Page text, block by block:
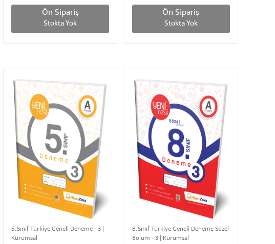
Ön Sipariş
Stokta Yok
Ön Sipariş
Stokta Yok
5. Sınıf Türkiye Geneli Deneme - 3 |
Kurumsal
8. Sınıf Türkiye Geneli Deneme Sözel
Bölüm - 3 | Kurumsal